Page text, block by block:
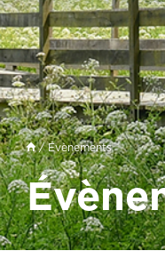
/Évènements